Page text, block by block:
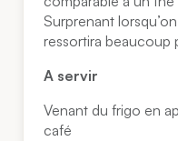
Surprenant
ressortira beaucoup
A servir
Venant du frigo en
café